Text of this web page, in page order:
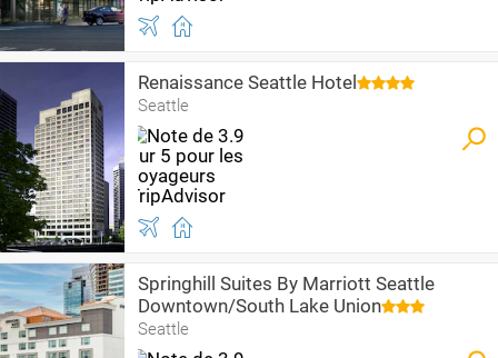
Renaissance Seattle Hotel
Seattle
Springhill Suites By Marriott Seattle
Downtown/South Lake Union
Seattle